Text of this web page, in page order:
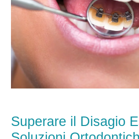
Superare il Disagio